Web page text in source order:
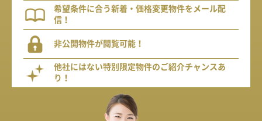
希望条件に合う新着・価格変更物件をメール配
信！
非公開物件が閲覧可能！
他社にはない特別限定物件のご紹介チャンスあ
り！